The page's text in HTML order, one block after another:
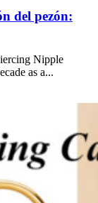
del pezón:
Nipple
as a...